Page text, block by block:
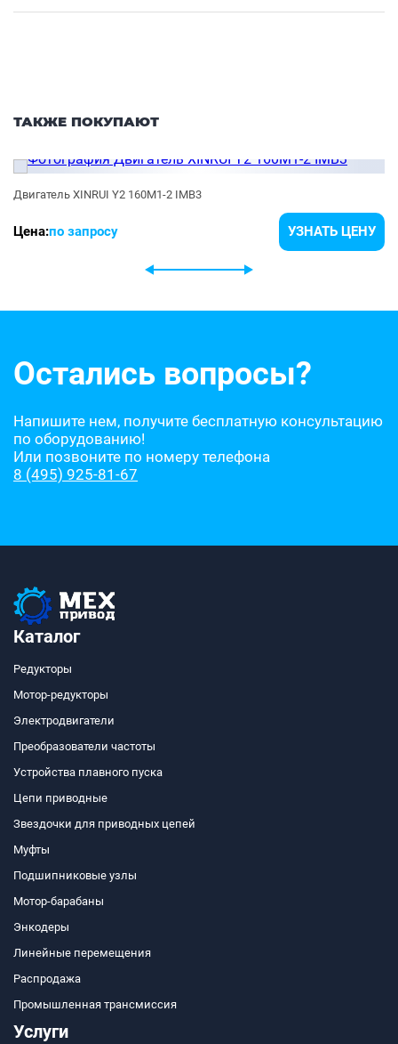
ТАКЖЕ ПОКУПАЮТ
Двигатель XINRUI Y2 160M1-2 IMB3
Цена:по запросу УЗНАТЬ ЦЕНУ
Остались вопросы?
Напишите нем, получите бесплатную консультацию
по оборудованию!
Или позвоните по номеру телефона
8 (495) 925-81-67
Каталог
Редукторы
Мотор-редукторы
Электродвигатели
Преобразователи частоты
Устройства плавного пуска
Цепи приводные
Звездочки для приводных цепей
Муфты
Подшипниковые узлы
Мотор-барабаны
Энкодеры
Линейные перемещения
Распродажа
Промышленная трансмиссия
Услуги